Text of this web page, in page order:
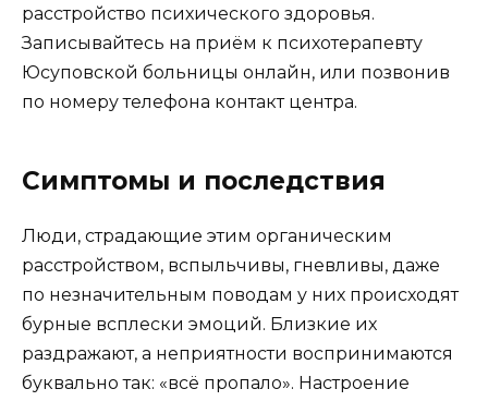
расстройство психического здоровья.
Записывайтесь на приём к психотерапевту
Юсуповской больницы онлайн, или позвонив
по номеру телефона контакт центра.
Симптомы и последствия
Люди, страдающие этим органическим
расстройством, вспыльчивы, гневливы, даже
по незначительным поводам у них происходят
бурные всплески эмоций. Близкие их
раздражают, а неприятности воспринимаются
буквально так: «всё пропало». Настроение